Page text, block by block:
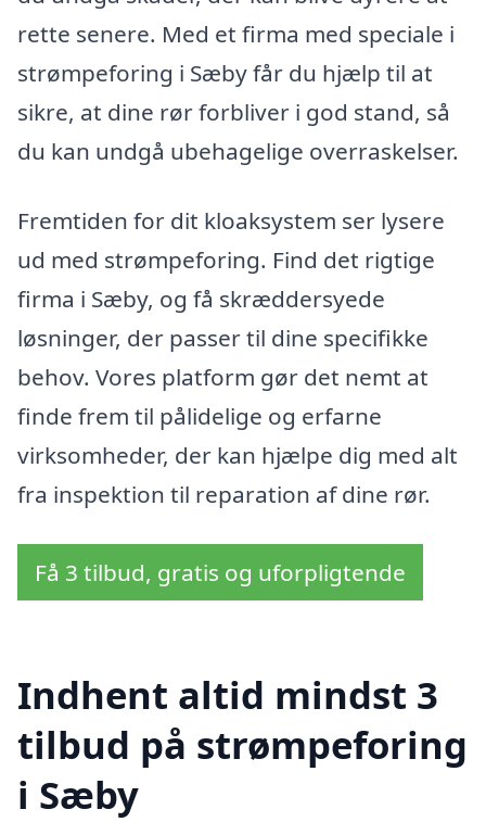
rette senere. Med et firma med speciale i
strømpeforing i Sæby får du hjælp til at
sikre, at dine rør forbliver i god stand, så
du kan undgå ubehagelige overraskelser.
Fremtiden for dit kloaksystem ser lysere
ud med strømpeforing. Find det rigtige
firma i Sæby, og få skræddersyede
løsninger, der passer til dine specifikke
behov. Vores platform gør det nemt at
finde frem til pålidelige og erfarne
virksomheder, der kan hjælpe dig med alt
fra inspektion til reparation af dine rør.
Få 3 tilbud, gratis og uforpligtende
Indhent altid mindst 3
tilbud på strømpeforing
i Sæby